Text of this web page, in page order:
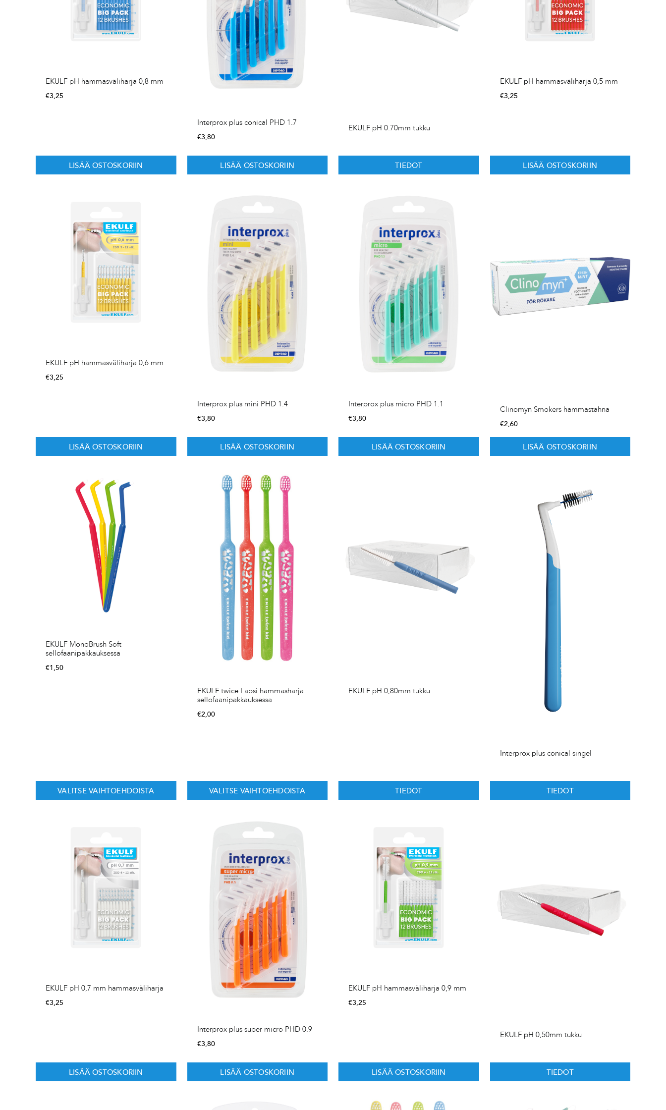
EKULF pH hammasväliharja 0,8 mm
€3,25
LISÄÄ OSTOSKORIIN
Interprox plus conical PHD 1.7
€3,80
LISÄÄ OSTOSKORIIN
EKULF pH 0.70mm tukku
TIEDOT
EKULF pH hammasväliharja 0,5 mm
€3,25
LISÄÄ OSTOSKORIIN
EKULF pH hammasväliharja 0,6 mm
€3,25
LISÄÄ OSTOSKORIIN
Interprox plus mini PHD 1.4
€3,80
LISÄÄ OSTOSKORIIN
Interprox plus micro PHD 1.1
€3,80
LISÄÄ OSTOSKORIIN
Clinomyn Smokers hammastahna
€2,60
LISÄÄ OSTOSKORIIN
EKULF MonoBrush Soft
sellofaanipakkauksessa
€1,50
VALITSE VAIHTOEHDOISTA
EKULF twice Lapsi hammasharja
sellofaanipakkauksessa
€2,00
VALITSE VAIHTOEHDOISTA
EKULF pH 0,80mm tukku
TIEDOT
Interprox plus conical singel
TIEDOT
EKULF pH 0,7 mm hammasväliharja
€3,25
LISÄÄ OSTOSKORIIN
Interprox plus super micro PHD 0.9
€3,80
LISÄÄ OSTOSKORIIN
EKULF pH hammasväliharja 0,9 mm
€3,25
LISÄÄ OSTOSKORIIN
EKULF pH 0,50mm tukku
TIEDOT